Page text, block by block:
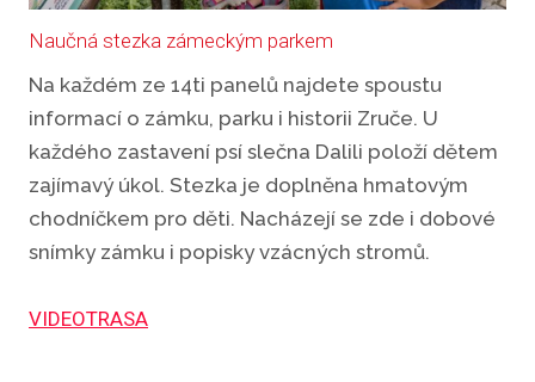
Naučná stezka zámeckým parkem
Na každém ze 14ti panelů najdete spoustu
informací o zámku, parku i historii Zruče. U
každého zastavení psí slečna Dalili položí dětem
zajímavý úkol. Stezka je doplněna hmatovým
chodníčkem pro děti. Nacházejí se zde i dobové
snímky zámku i popisky vzácných stromů.
VIDEOTRASA